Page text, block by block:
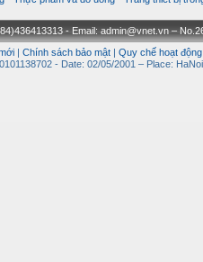
- Email: admin@vnet.vn –
Chính sách bảo mật Quy chế hoạt động
- Date: 02/05/2001 – Place: